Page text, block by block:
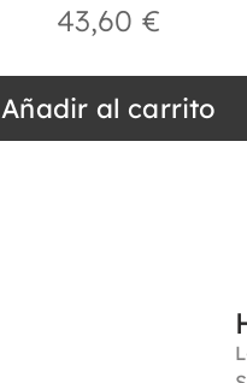
43,60 €
Añadir al carrito